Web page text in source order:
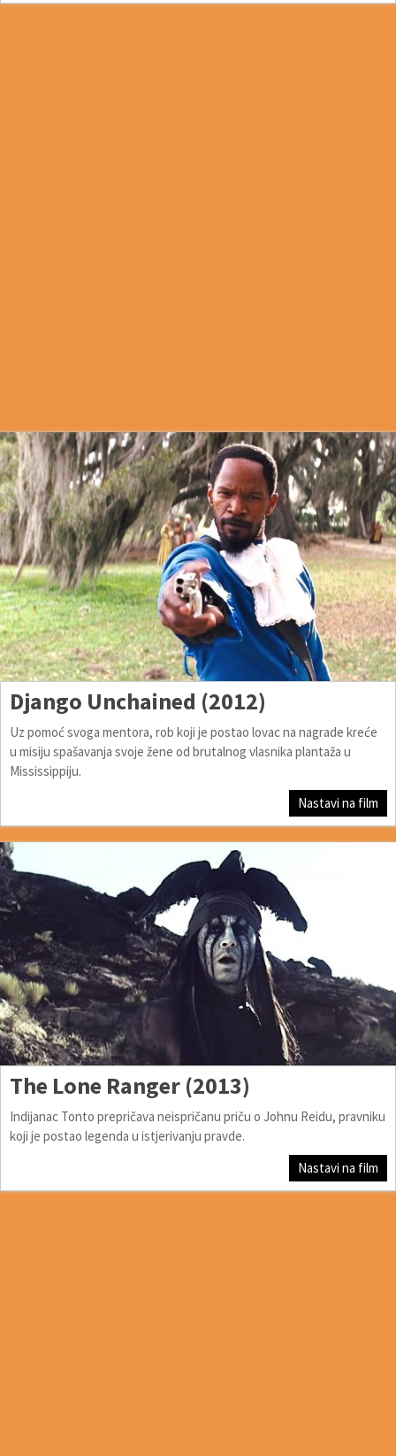
Django Unchained (2012)
Uz pomoć svoga mentora, rob koji je postao lovac na nagrade kreće
u misiju spašavanja svoje žene od brutalnog vlasnika plantaža u
Mississippiju.
Nastavi na film
The Lone Ranger (2013)
Indijanac Tonto prepričava neispričanu priču o Johnu Reidu, pravniku
koji je postao legenda u istjerivanju pravde.
Nastavi na film